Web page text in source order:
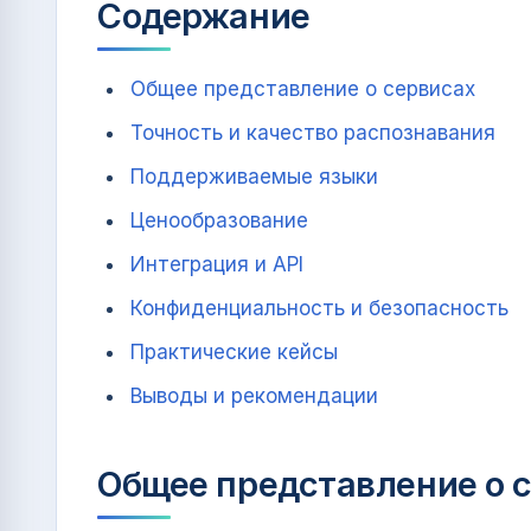
Содержание
Общее представление о сервисах
Точность и качество распознавания
Поддерживаемые языки
Ценообразование
Интеграция и API
Конфиденциальность и безопасность
Практические кейсы
Выводы и рекомендации
Общее представление о